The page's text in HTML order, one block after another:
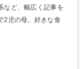
など、幅広く記事を
2児の母。好きな食